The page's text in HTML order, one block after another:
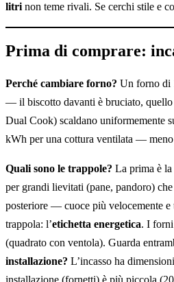
litri non teme rivali. Se cerchi stile e
Prima di comprare:
Perché cambiare forno? Un forno di
— il biscotto davanti è bruciato,
Dual Cook) scaldano uniformemente
kWh per una cottura ventilata —
Quali sono le trappole? La prima è la
per grandi lievitati (pane, pandoro)
posteriore — cuoce più velocemente
trappola: l’etichetta energetica. I
(quadrato con ventola). Guarda
installazione? L’incasso ha
installazione (fornetti) è più piccola